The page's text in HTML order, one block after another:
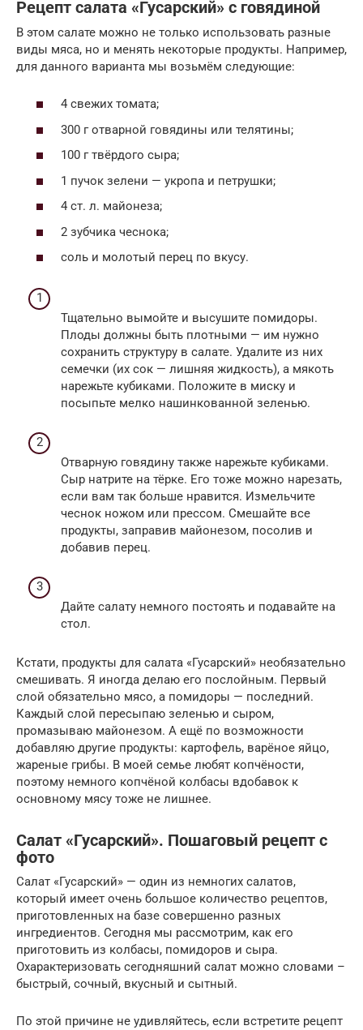
Рецепт салата «Гусарский» с говядиной
В этом салате можно не только использовать разные
виды мяса, но и менять некоторые продукты. Например,
для данного варианта мы возьмём следующие:
4 свежих томата;
300 г отварной говядины или телятины;
100 г твёрдого сыра;
1 пучок зелени — укропа и петрушки;
4 ст. л. майонеза;
2 зубчика чеснока;
соль и молотый перец по вкусу.
Тщательно вымойте и высушите помидоры.
Плоды должны быть плотными — им нужно
сохранить структуру в салате. Удалите из них
семечки (их сок — лишняя жидкость), а мякоть
нарежьте кубиками. Положите в миску и
посыпьте мелко нашинкованной зеленью.
Отварную говядину также нарежьте кубиками.
Сыр натрите на тёрке. Его тоже можно нарезать,
если вам так больше нравится. Измельчите
чеснок ножом или прессом. Смешайте все
продукты, заправив майонезом, посолив и
добавив перец.
Дайте салату немного постоять и подавайте на
стол.
Кстати, продукты для салата «Гусарский» необязательно
смешивать. Я иногда делаю его послойным. Первый
слой обязательно мясо, а помидоры — последний.
Каждый слой пересыпаю зеленью и сыром,
промазываю майонезом. А ещё по возможности
добавляю другие продукты: картофель, варёное яйцо,
жареные грибы. В моей семье любят копчёности,
поэтому немного копчёной колбасы вдобавок к
основному мясу тоже не лишнее.
Салат «Гусарский». Пошаговый рецепт с
фото
Салат «Гусарский» — один из немногих салатов,
который имеет очень большое количество рецептов,
приготовленных на базе совершенно разных
ингредиентов. Сегодня мы рассмотрим, как его
приготовить из колбасы, помидоров и сыра.
Охарактеризовать сегодняшний салат можно словами –
быстрый, сочный, вкусный и сытный.
По этой причине не удивляйтесь, если встретите рецепт